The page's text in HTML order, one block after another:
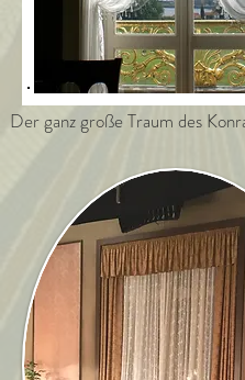
Der ganz große Traum des